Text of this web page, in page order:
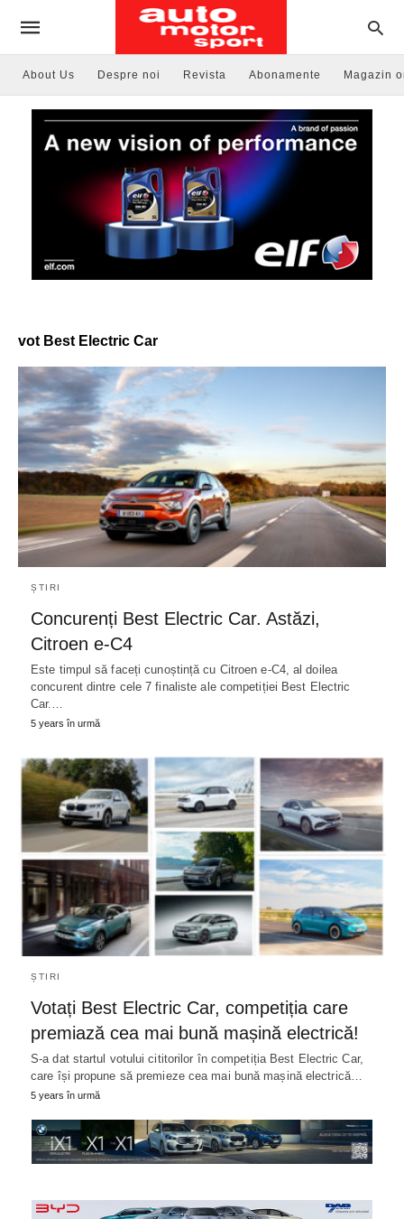
About Us Despre noi Revista Abonamente Magazin
vot Best Electric Car
ȘTIRI
Concurenți Best Electric Car. Astăzi,
Citroen e-C4
Este timpul să faceți cunoștință cu Citroen e-C4, al doilea
concurent dintre cele 7 finaliste ale competiției Best Electric
Car.…
5 years în urmă
ȘTIRI
Votați Best Electric Car, competiția care
premiază cea mai bună mașină electrică!
S-a dat startul votului cititorilor în competiția Best Electric Car,
care își propune să premieze cea mai bună mașină electrică…
5 years în urmă